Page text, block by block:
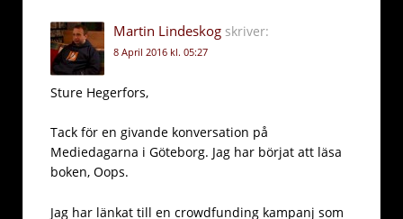
Martin Lindeskog skriver:
8 April 2016 kl. 05:27
Sture Hegerfors,
Tack för en givande konversation på
Mediedagarna i Göteborg. Jag har börjat att läsa
boken, Oops.
Jag har länkat till en crowdfunding kampanj som